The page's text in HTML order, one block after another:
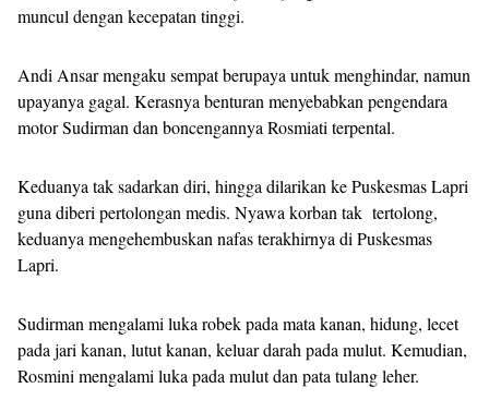
muncul dengan kecepatan tinggi.
Andi Ansar mengaku sempat berupaya untuk menghindar, namun
upayanya gagal. Kerasnya benturan menyebabkan pengendara
motor Sudirman dan boncengannya Rosmiati terpental.
Keduanya tak sadarkan diri, hingga dilarikan ke Puskesmas Lapri
guna diberi pertolongan medis. Nyawa korban tak tertolong,
keduanya mengehembuskan nafas terakhirnya di Puskesmas
Lapri.
Sudirman mengalami luka robek pada mata kanan, hidung, lecet
pada jari kanan, lutut kanan, keluar darah pada mulut. Kemudian,
Rosmini mengalami luka pada mulut dan pata tulang leher.